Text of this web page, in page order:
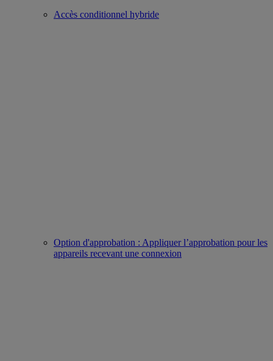
Accès conditionnel hybride
Option d'approbation : Appliquer l’approbation pour les
appareils recevant une connexion